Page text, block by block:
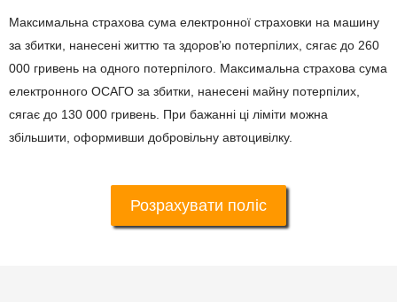
Максимальна страхова сума електронної страховки на машину
за збитки, нанесені життю та здоров’ю потерпілих, сягає до 260
000 гривень на одного потерпілого. Максимальна страхова сума
електронного ОСАГО за збитки, нанесені майну потерпілих,
сягає до 130 000 гривень. При бажанні ці ліміти можна
збільшити, оформивши добровільну автоцивілку.
Розрахувати поліс